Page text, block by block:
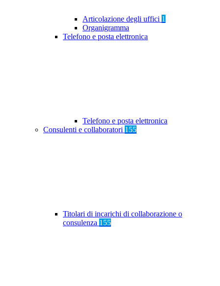
Articolazione degli uffici 1
Organigramma
Telefono e posta elettronica
Telefono e posta elettronica
Consulenti e collaboratori 155
Titolari di incarichi di collaborazione o
consulenza 155